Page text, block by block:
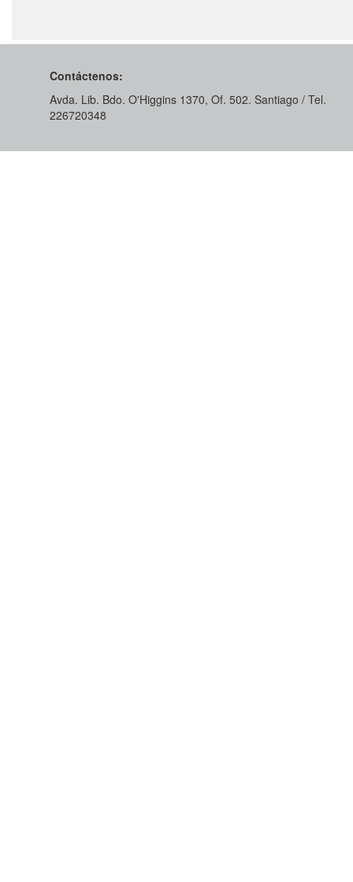
Contáctenos:
Avda. Lib. Bdo. O'Higgins 1370, Of. 502. Santiago / Tel.
226720348